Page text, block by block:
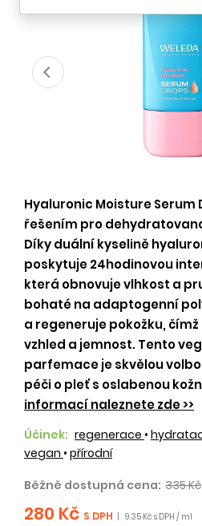
Hyaluronic Moisture Serum
řešením pro
Díky duální kyselině
poskytuje 24hodinovou
která obnovuje vlhkost a
bohaté na adaptogenní
a regeneruje pokožku,
vzhled a jemnost. Tento
parfemace je skvělou
péči o pleť s oslabenou
informací naleznete zde >>
Účinek: regenerace •
vegan • přírodní
Běžně dostupná cena: 335 Kč
280 Kč S DPH 9.35 Kč s DPH / ml